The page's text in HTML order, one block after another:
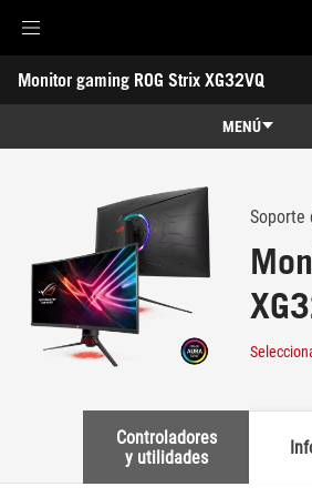
Accessibility links
Saltar al contenido
Ayuda de accesibilidad
Saltar al menú
ASUS Footer
Monitor gaming ROG Strix XG32VQ
-
MENÚ
Características
Especificaciones técnicas
Premios
Galería
Dónde comprar
Soporte
Controladores
y utilidades